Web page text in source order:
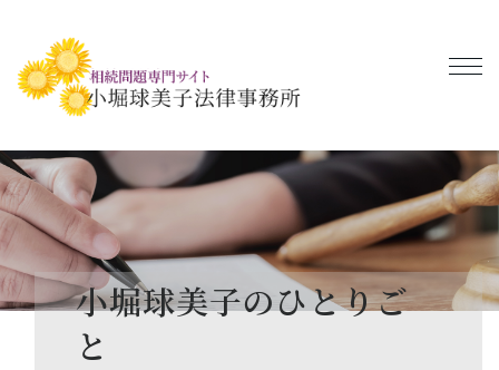
小堀球美子のひとりご
と